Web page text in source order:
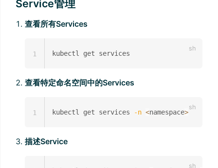
Service管理
查看所有Services
1
查看特定命名空间中的Services
kubectl get services -n <namespace>
1
描述Service